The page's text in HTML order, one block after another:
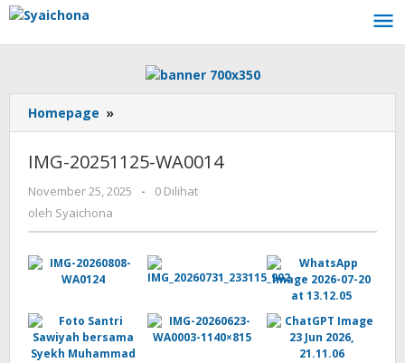
Lewati
konten
Homepage »
20251125-
IMG-20251125-WA0014
November 25, 2025
oleh
-
0 Dilihat
oleh Syaichona